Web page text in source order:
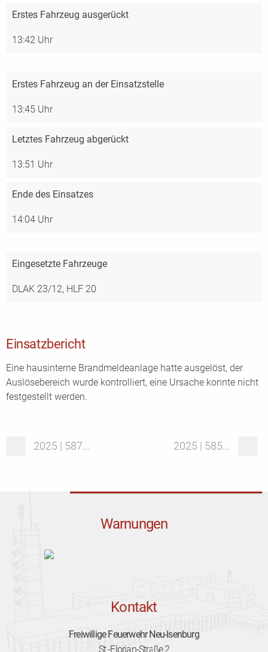
Erstes Fahrzeug ausgerückt
13:42 Uhr
Erstes Fahrzeug an der Einsatzstelle
13:45 Uhr
Letztes Fahrzeug abgerückt
13:51 Uhr
Ende des Einsatzes
14:04 Uhr
Eingesetzte Fahrzeuge
DLAK 23/12, HLF 20
Einsatzbericht
Eine hausinterne Brandmeldeanlage hatte ausgelöst, der
Auslösebereich wurde kontrolliert, eine Ursache konnte nicht
festgestellt werden.
2025 | 587... 2025 | 585...
Warnungen
Kontakt
Freiwillige Feuerwehr Neu-Isenburg
St.-Florian-Straße 2